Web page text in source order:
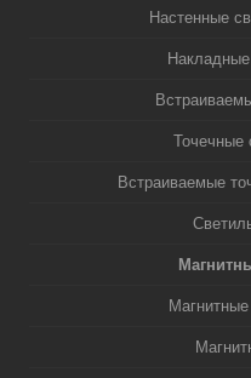
Настенные
Точечные
Встраиваемые